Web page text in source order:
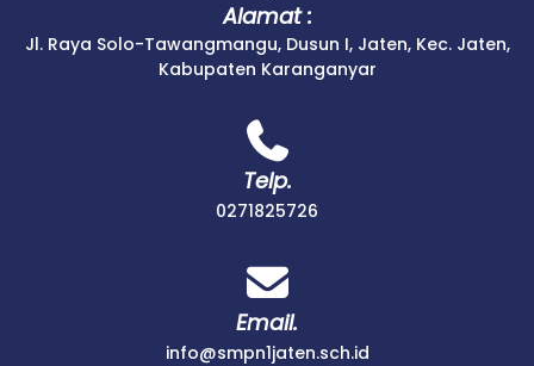
Alamat :
Jl. Raya Solo-Tawangmangu, Dusun I, Jaten, Kec. Jaten,
Kabupaten Karanganyar
Telp.
0271825726
Email.
info@smpn1jaten.sch.id